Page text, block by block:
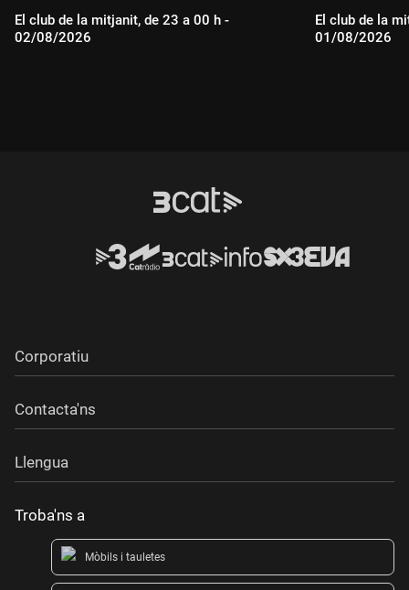
El club de la mitjanit, de 23 a 00 h -
02/08/2026
El club de la
01/08/2026
Corporatiu
Contacta'ns
Llengua
Troba'ns a
Mòbils i tauletes